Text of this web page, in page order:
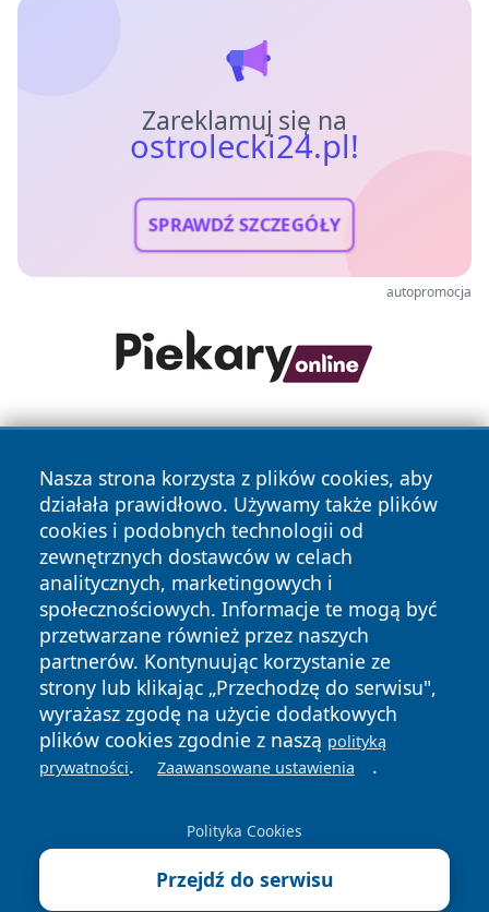
Zareklamuj się na
ostrolecki24.pl!
SPRAWDŹ SZCZEGÓŁY
autopromocja
Nasza strona korzysta z plików cookies, aby
działała prawidłowo. Używamy także plików
cookies i podobnych technologii od
zewnętrznych dostawców w celach
analitycznych, marketingowych i
społecznościowych. Informacje te mogą być
przetwarzane również przez naszych
partnerów. Kontynuując korzystanie ze
strony lub klikając „Przechodzę do serwisu",
wyrażasz zgodę na użycie dodatkowych
plików cookies zgodnie z naszą polityką
prywatności. Zaawansowane ustawienia .
Polityka Cookies
Przejdź do serwisu
Copyright © 2026 ostrolecki24.pl Wszystkie prawa
zastrzeżone.
News Autorzy
Polityka
Prywatności
Polityka
Cookies